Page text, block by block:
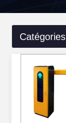
Catégories